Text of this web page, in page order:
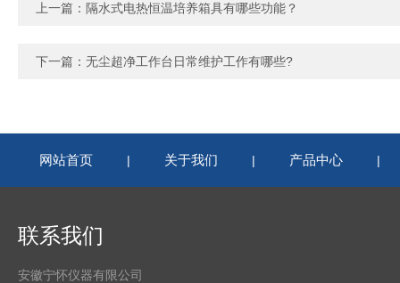
上一篇： 隔水式电热恒温培养箱具有哪些功能？
下一篇： 无尘超净工作台日常维护工作有哪些?
网站首页 | 关于我们 | 产品中心 |
联系我们
安徽宁怀仪器有限公司